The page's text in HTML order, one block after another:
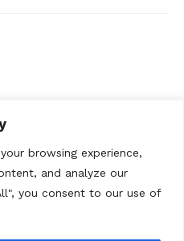
browsing experience,
and analyze our
you consent to our use of